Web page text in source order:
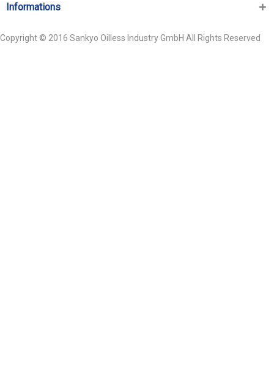
Informations
Copyright © 2016 Sankyo Oilless Industry GmbH All Rights Reserved